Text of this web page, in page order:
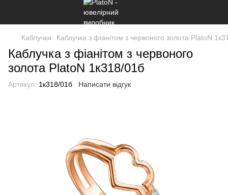
Каблучки Каблучка з фіанітом з червоного золота PlatoN
Каблучка з фіанітом з червоного
золота PlatoN 1к318/01б
Артикул: 1к318/01б Написати відгук